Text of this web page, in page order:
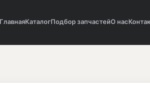
ГлавнаяКаталогПодбор запчастейО нас